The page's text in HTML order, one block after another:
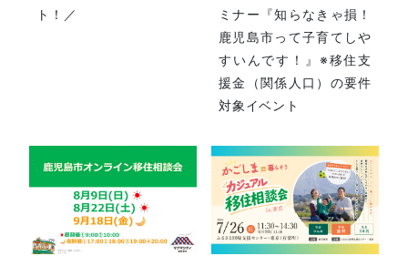
ト！／
ミナー『知らなきゃ損！
鹿児島市って子育てしや
すいんです！』※移住支
援金（関係人口）の要件
対象イベント